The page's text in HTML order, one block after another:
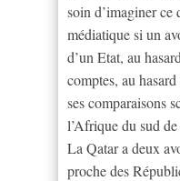
soin d’imaginer ce
médiatique si un
d’un Etat, au
comptes, au
ses comparaisons
l’Afrique du sud
La Qatar a deux
proche des